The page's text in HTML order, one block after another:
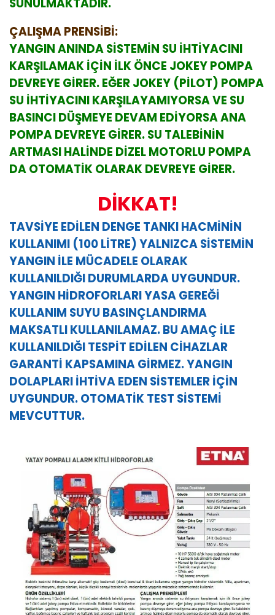
ÇALIŞMA PRENSİBİ:
YANGIN ANINDA SİSTEMİN SU İHTİYACINI
KARŞILAMAK İÇİN İLK ÖNCE JOKEY POMPA
DEVREYE GİRER. EĞER JOKEY (PİLOT) POMPA
SU İHTİYACINI KARŞILAYAMIYORSA VE SU
BASINCI DÜŞMEYE DEVAM EDİYORSA ANA
POMPA DEVREYE GİRER. SU TALEBİNİN
ARTMASI HALİNDE DİZEL MOTORLU POMPA
DA OTOMATİK OLARAK DEVREYE GİRER.
DİKKAT!
TAVSİYE EDİLEN DENGE TANKI HACMİNİN
KULLANIMI (100 LİTRE) YALNIZCA SİSTEMİN
YANGIN İLE MÜCADELE OLARAK
KULLANILDIĞI DURUMLARDA UYGUNDUR.
YANGIN HİDROFORLARI YASA GEREĞİ
KULLANIM SUYU BASINÇLANDIRMA
MAKSATLI KULLANILAMAZ. BU AMAÇ İLE
KULLANILDIĞI TESPİT EDİLEN CİHAZLAR
GARANTİ KAPSAMINA GİRMEZ. YANGIN
DOLAPLARI İHTİVA EDEN SİSTEMLER İÇİN
UYGUNDUR. OTOMATİK TEST SİSTEMİ
MEVCUTTUR.